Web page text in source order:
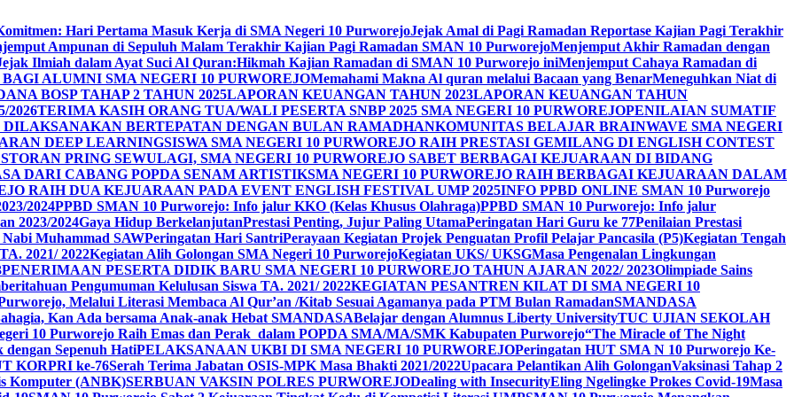
Hari Pertama Masuk Kerja di SMA Negeri 10 PurworejoJejak Amal di Pagi Ramadan Reportase Kajian Pagi Terakhir
Ampunan di Sepuluh Malam Terakhir Kajian Pagi Ramadan SMAN 10 PurworejoMenjemput Akhir Ramadan dengan
Ilmiah dalam Ayat Suci Al Quran:Hikmah Kajian Ramadan di SMAN 10 Purworejo iniMenjemput Cahaya Ramadan di
ALUMNI SMA NEGERI 10 PURWOREJOMemahami Makna Al quran melalui Bacaan yang BenarMeneguhkan Niat di
BOSP TAHAP 2 TAHUN 2025LAPORAN KEUANGAN TAHUN 2023LAPORAN KEUANGAN TAHUN
2026TERIMA KASIH ORANG TUA/WALI PESERTA SNBP 2025 SMA NEGERI 10 PURWOREJOPENILAIAN SUMATIF
DILAKSANAKAN BERTEPATAN DENGAN BULAN RAMADHANKOMUNITAS BELAJAR BRAINWAVE SMA NEGERI
DEEP LEARNINGSISWA SMA NEGERI 10 PURWOREJO RAIH PRESTASI GEMILANG DI ENGLISH CONTEST
PRING SEWULAGI, SMA NEGERI 10 PURWOREJO SABET BERBAGAI KEJUARAAN DI BIDANG
DARI CABANG POPDA SENAM ARTISTIKSMA NEGERI 10 PURWOREJO RAIH BERBAGAI KEJUARAAN DALAM
RAIH DUA KEJUARAAN PADA EVENT ENGLISH FESTIVAL UMP 2025INFO PPBD ONLINE SMAN 10 Purworejo
2024PPBD SMAN 10 Purworejo: Info jalur KKO (Kelas Khusus Olahraga)PPBD SMAN 10 Purworejo: Info jalur
2023/2024Gaya Hidup BerkelanjutanPrestasi Penting, Jujur Paling UtamaPeringatan Hari Guru ke 77Penilaian Prestasi
Muhammad SAWPeringatan Hari SantriPerayaan Kegiatan Projek Penguatan Profil Pelajar Pancasila (P5)Kegiatan Tengah
2021/ 2022Kegiatan Alih Golongan SMA Negeri 10 PurworejoKegiatan UKS/ UKSGMasa Pengenalan Lingkungan
PENERIMAAN PESERTA DIDIK BARU SMA NEGERI 10 PURWOREJO TAHUN AJARAN 2022/ 2023Olimpiade Sains
Pengumuman Kelulusan Siswa TA. 2021/ 2022KEGIATAN PESANTREN KILAT DI SMA NEGERI 10
Melalui Literasi Membaca Al Qur’an /Kitab Sesuai Agamanya pada PTM Bulan RamadanSMANDASA
Kan Ada bersama Anak-anak Hebat SMANDASABelajar dengan Alumnus Liberty UniversityTUC UJIAN SEKOLAH
10 Purworejo Raih Emas dan Perak dalam POPDA SMA/MA/SMK Kabupaten Purworejo“The Miracle of The Night
dengan Sepenuh HatiPELAKSANAAN UKBI DI SMA NEGERI 10 PURWOREJOPeringatan HUT SMA N 10 Purworejo Ke-
KORPRI ke-76Serah Terima Jabatan OSIS-MPK Masa Bhakti 2021/2022Upacara Pelantikan Alih GolonganVaksinasi Tahap 2
Komputer (ANBK)SERBUAN VAKSIN POLRES PURWOREJODealing with InsecurityEling Ngelingke Prokes Covid-19Masa